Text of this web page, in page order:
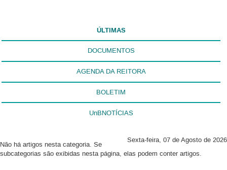
ÚLTIMAS
DOCUMENTOS
AGENDA DA REITORA
BOLETIM
UnBNOTÍCIAS
Sexta-feira, 07 de Agosto de 2026
Não há artigos nesta categoria. Se
subcategorias são exibidas nesta página, elas podem conter artigos.